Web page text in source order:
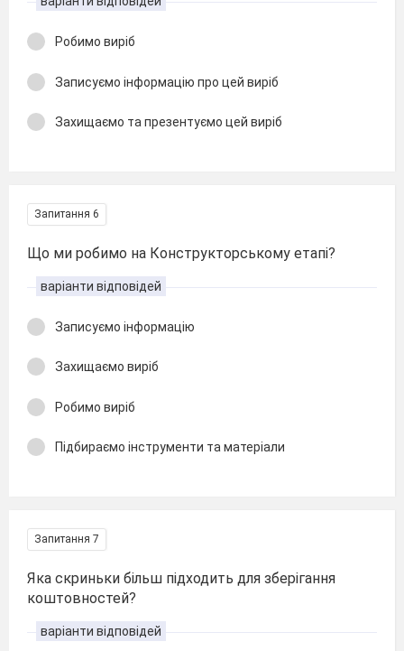
Робимо виріб
Записуємо інформацію про цей виріб
Захищаємо та презентуємо цей виріб
Запитання 6
Що ми робимо на Конструкторському етапі?
варіанти відповідей
Записуємо інформацію
Захищаємо виріб
Робимо виріб
Підбираємо інструменти та матеріали
Запитання 7
Яка скриньки більш підходить для зберігання
коштовностей?
варіанти відповідей